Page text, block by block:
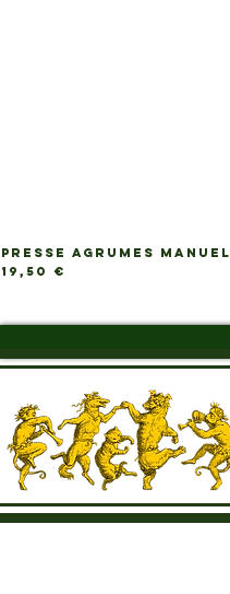
PRESSE AGRUMES MANUEL
Prix
19,50 €